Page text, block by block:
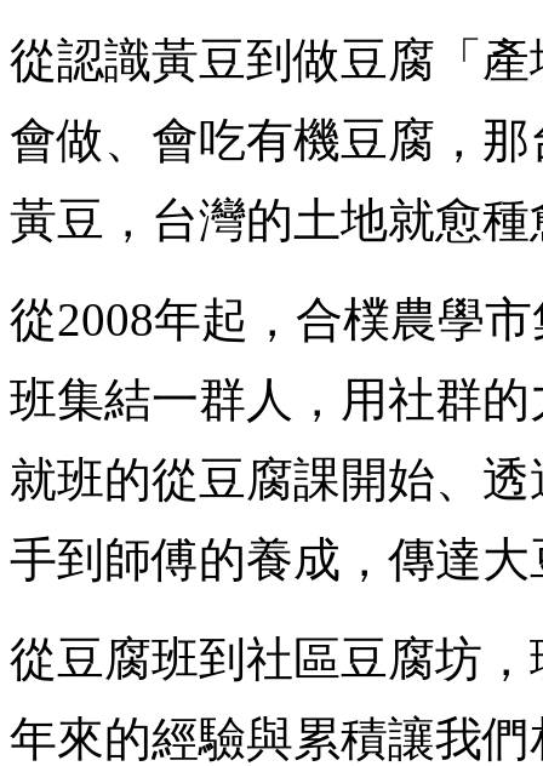
從認識黃豆到做豆腐「
會做、會吃有機豆腐，
黃豆，台灣的土地就愈
從2008年起，合樸農學
班集結一群人，用社群
就班的從豆腐課開始、
手到師傅的養成，傳達
從豆腐班到社區豆腐坊
年來的經驗與累積讓我